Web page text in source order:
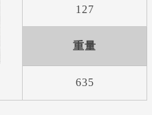
127
重量
635